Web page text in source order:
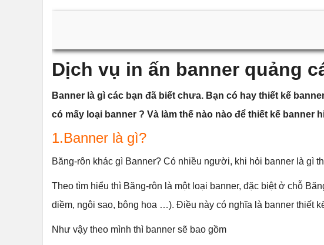
Dịch vụ in ấn banner quảng
Banner là gì các bạn đã biết chưa. Bạn có hay thiết kế
có mấy loại banner ? Và làm thế nào nào để thiết kế banner
1.Banner là gì?
Băng-rôn khác gì Banner? Có nhiều người, khi hỏi banner là gì
Theo tìm hiểu thì Băng-rôn là một loại banner, đặc biệt ở chỗ
diềm, ngôi sao, bông hoa …). Điều này có nghĩa là banner thiết
Như vậy theo mình thì banner sẽ bao gồm